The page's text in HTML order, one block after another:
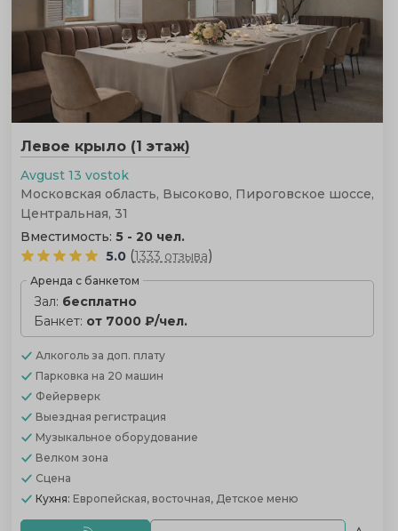
Левое крыло (1 этаж)
Avgust 13 vostok
Московская область, Высоково, Пироговское шоссе,
Центральная, 31
Вместимость: 5 - 20 чел.
5.0 (1333 отзыва)
Аренда с банкетом
Зал: бесплатно
Банкет: от 7000 ₽/чел.
Алкоголь за доп. плату
Парковка на 20 машин
Фейерверк
Выездная регистрация
Музыкальное оборудование
Велком зона
Сцена
Кухня: Европейская, восточная, Детское меню